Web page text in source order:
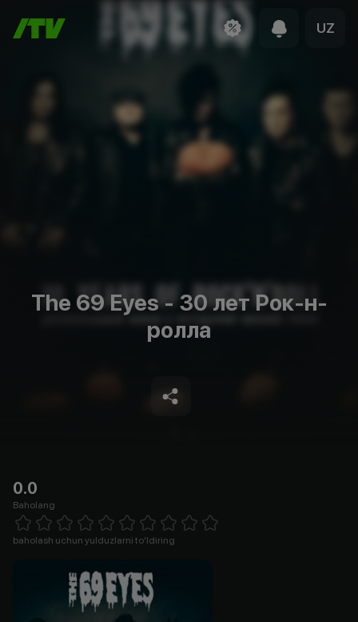
UZ
The 69 Eyes - 30 лет Рок-н-
ролла
0.0
Baholang
1 Star 2 Stars 3 Stars 4 Stars5 Stars 6 Stars7 Stars8 Stars
baholash uchun yulduzlarni to'ldiring